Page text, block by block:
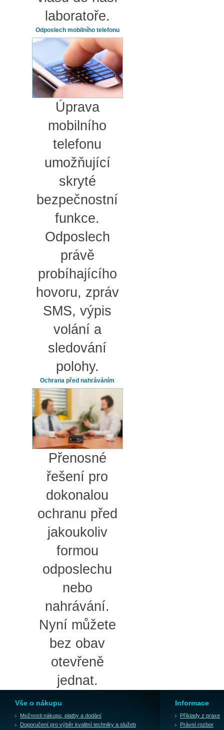
laboratoře.
Odposlech mobilního telefonu
Úprava
mobilního
telefonu
umožňující
skryté
bezpečnostní
funkce.
Odposlech
právě
probíhajícího
hovoru, zpráv
SMS, výpis
volání a
sledování
polohy.
Ochrana před nahráváním
Přenosné
řešení pro
dokonalou
ochranu před
jakoukoliv
formou
odposlechu
nebo
nahrávání.
Nyní můžete
bez obav
otevřeně
jednat.
Vše o nákupu
Možnosti nákupu, platby a dodání
Doporučení pro výběr kvalitní techniky a služeb
Informace
Příklady z praxe
Právní rozbor